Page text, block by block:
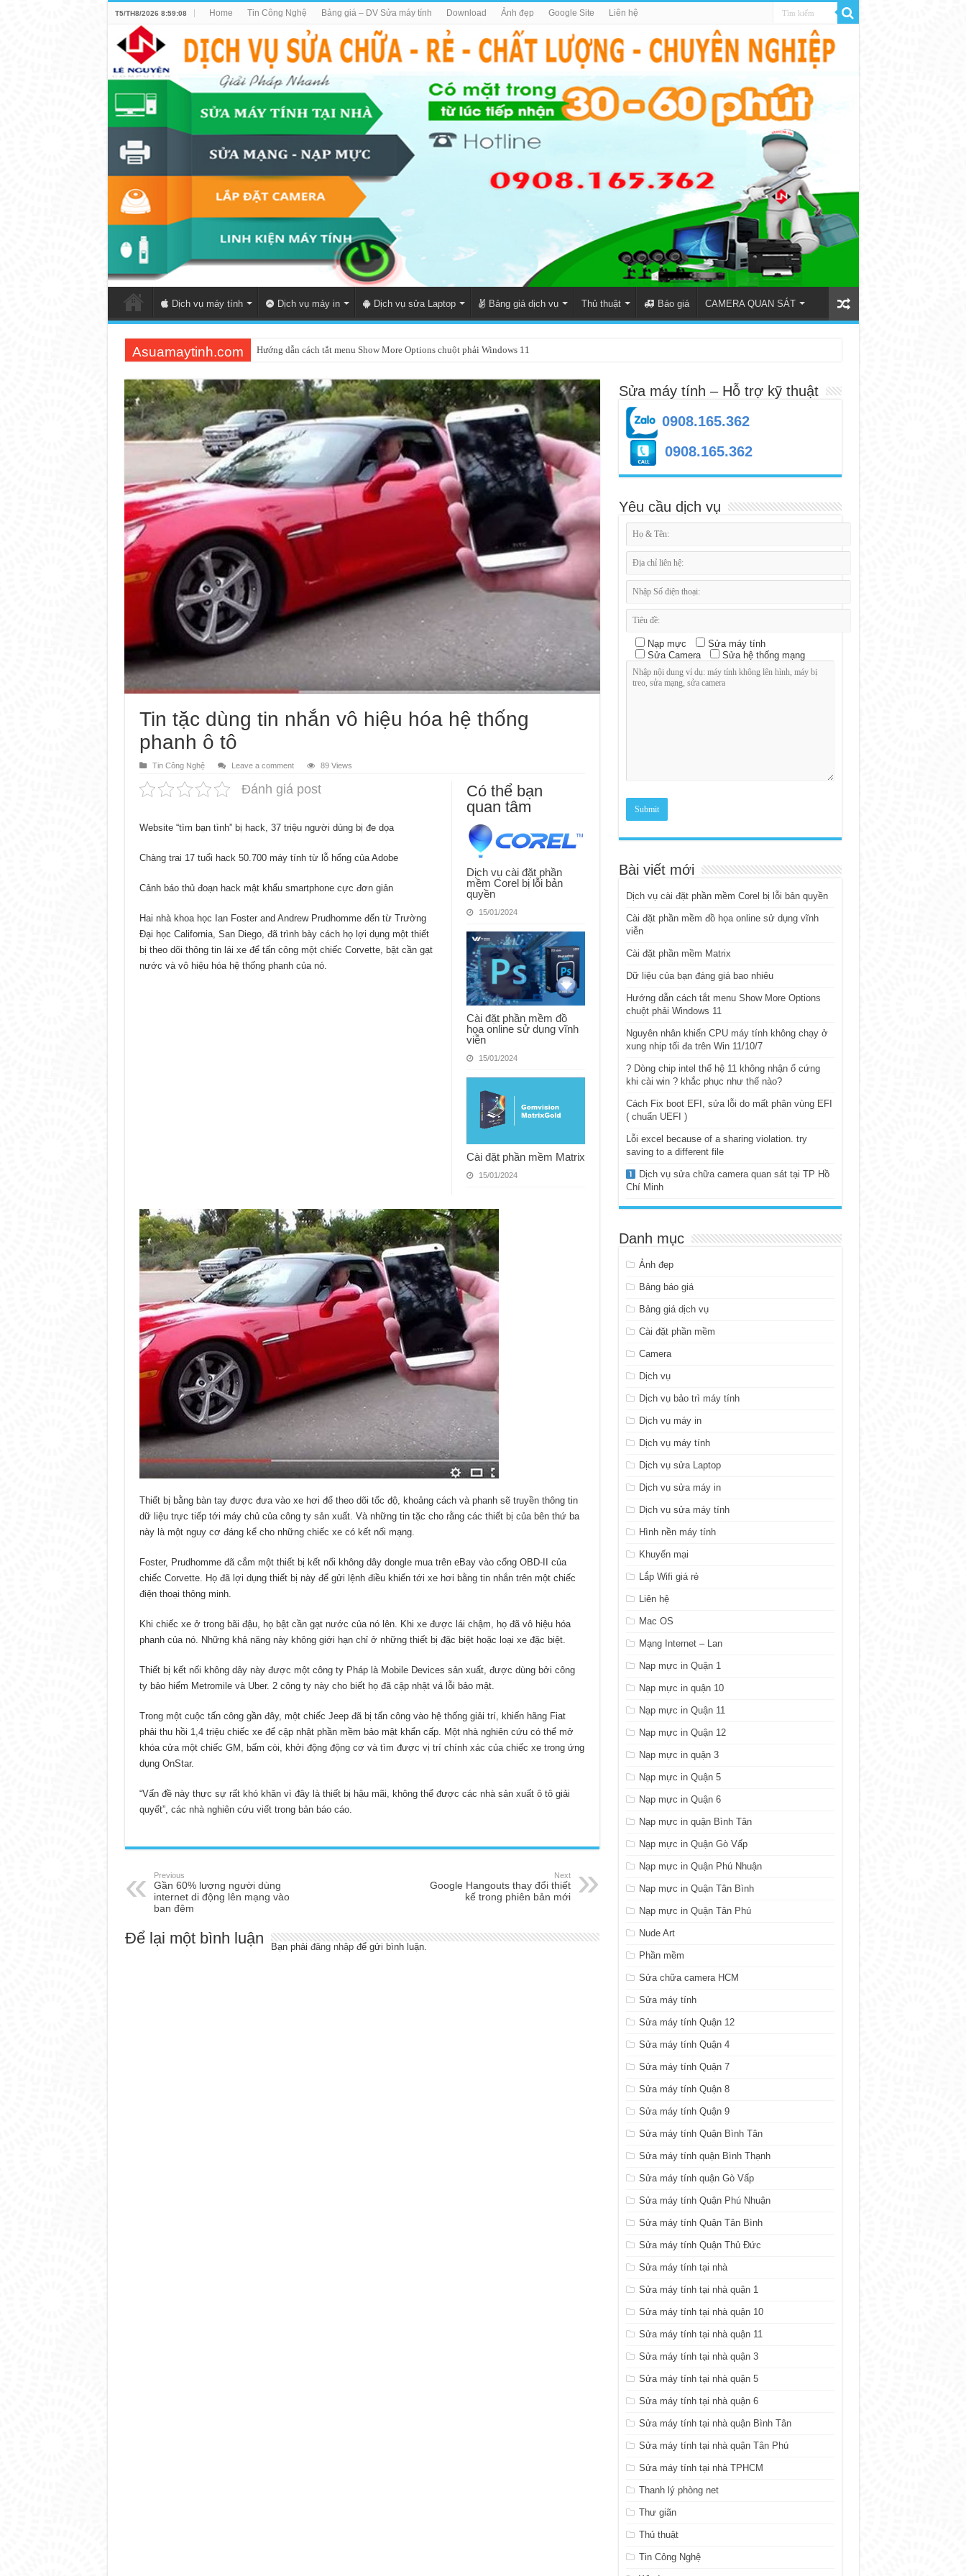
T5/TH8/2026 8:59:08 Home Tin Công Nghệ Bảng giá – DV Sửa máy tính Download Ảnh đẹp Google Site Liên hệ
Dịch vụ máy tính Dịch vụ máy in Dịch vụ sửa Laptop Bảng giá dịch vụ Thủ thuật Báo giá CAMERA QUAN SÁT
Asuamaytinh.com Hướng dẫn cách tắt menu Show More Options chuột phải Windows 11
Tin tặc dùng tin nhắn vô hiệu hóa hệ thống
phanh ô tô
Tin Công Nghệ Leave a comment 89 Views
Có thể bạn
quan tâm
Dịch vụ cài đặt phần
mềm Corel bị lỗi bản
quyền
15/01/2024
Cài đặt phần mềm đồ
họa online sử dụng vĩnh
viễn
15/01/2024
Cài đặt phần mềm Matrix
15/01/2024
Đánh giá post
Website “tìm bạn tình” bị hack, 37 triệu người dùng bị đe dọa
Chàng trai 17 tuổi hack 50.700 máy tính từ lỗ hổng của Adobe
Cảnh báo thủ đoạn hack mật khẩu smartphone cực đơn giản
Hai nhà khoa học Ian Foster and Andrew Prudhomme đến từ Trường
Đại học California, San Diego, đã trình bày cách họ lợi dụng một thiết
bị theo dõi thông tin lái xe để tấn công một chiếc Corvette, bật cần gạt
nước và vô hiệu hóa hệ thống phanh của nó.
Thiết bị bằng bàn tay được đưa vào xe hơi để theo dõi tốc độ, khoảng cách và phanh sẽ truyền thông tin
dữ liệu trực tiếp tới máy chủ của công ty sản xuất. Và những tin tặc cho rằng các thiết bị của bên thứ ba
này là một nguy cơ đáng kể cho những chiếc xe có kết nối mạng.
Foster, Prudhomme đã cắm một thiết bị kết nối không dây dongle mua trên eBay vào cổng OBD-II của
chiếc Corvette. Họ đã lợi dụng thiết bị này để gửi lệnh điều khiển tới xe hơi bằng tin nhắn trên một chiếc
điện thoại thông minh.
Khi chiếc xe ở trong bãi đậu, họ bật cần gạt nước của nó lên. Khi xe được lái chậm, họ đã vô hiệu hóa
phanh của nó. Những khả năng này không giới hạn chỉ ở những thiết bị đặc biệt hoặc loại xe đặc biệt.
Thiết bị kết nối không dây này được một công ty Pháp là Mobile Devices sản xuất, được dùng bởi công
ty bảo hiểm Metromile và Uber. 2 công ty này cho biết họ đã cập nhật vá lỗi bảo mật.
Trong một cuộc tấn công gần đây, một chiếc Jeep đã bị tấn công vào hệ thống giải trí, khiến hãng Fiat
phải thu hồi 1,4 triệu chiếc xe để cập nhật phần mềm bảo mật khẩn cấp. Một nhà nghiên cứu có thể mở
khóa cửa một chiếc GM, bấm còi, khởi động động cơ và tìm được vị trí chính xác của chiếc xe trong ứng
dụng OnStar.
“Vấn đề này thực sự rất khó khăn vì đây là thiết bị hậu mãi, không thể được các nhà sản xuất ô tô giải
quyết”, các nhà nghiên cứu viết trong bản báo cáo.
Previous
Gần 60% lượng người dùng
internet di động lên mạng vào
ban đêm
Next
Google Hangouts thay đổi thiết
kế trong phiên bản mới
Để lại một bình luận Bạn phải đăng nhậpđể gửi bình luận.
Sửa máy tính – Hỗ trợ kỹ thuật
0908.165.362
0908.165.362
Yêu cầu dịch vụ
Nạp mực
Sửa máy tính
Sửa Camera
Sửa hệ thống mạng
Bài viết mới
Dịch vụ cài đặt phần mềm Corel bị lỗi bản quyền
Cài đặt phần mềm đồ họa online sử dụng vĩnh
viễn
Cài đặt phần mềm Matrix
Dữ liệu của bạn đáng giá bao nhiêu
Hướng dẫn cách tắt menu Show More Options
chuột phải Windows 11
Nguyên nhân khiến CPU máy tính không chạy ở
xung nhịp tối đa trên Win 11/10/7
? Dòng chip intel thế hệ 11 không nhận ổ cứng
khi cài win ? khắc phục như thế nào?
Cách Fix boot EFI, sửa lỗi do mất phân vùng EFI
( chuẩn UEFI )
Lỗi excel because of a sharing violation. try
saving to a different file
Dịch vụ sửa chữa camera quan sát tại TP Hồ
Chí Minh
Danh mục
Ảnh đẹp
Bảng báo giá
Bảng giá dịch vụ
Cài đặt phần mềm
Camera
Dịch vụ
Dịch vụ bảo trì máy tính
Dịch vụ máy in
Dịch vụ máy tính
Dịch vụ sửa Laptop
Dịch vụ sửa máy in
Dịch vụ sửa máy tính
Hình nền máy tính
Khuyến mại
Lắp Wifi giá rẻ
Liên hệ
Mac OS
Mạng Internet – Lan
Nạp mực in Quận 1
Nạp mực in quận 10
Nạp mực in Quận 11
Nạp mực in Quận 12
Nạp mực in quận 3
Nạp mực in Quận 5
Nạp mực in Quận 6
Nạp mực in quận Bình Tân
Nạp mực in Quận Gò Vấp
Nạp mực in Quận Phú Nhuận
Nạp mực in Quận Tân Bình
Nạp mực in Quận Tân Phú
Nude Art
Phần mềm
Sửa chữa camera HCM
Sửa máy tính
Sửa máy tính Quận 12
Sửa máy tính Quận 4
Sửa máy tính Quận 7
Sửa máy tính Quận 8
Sửa máy tính Quận 9
Sửa máy tính Quận Bình Tân
Sửa máy tính quận Bình Thạnh
Sửa máy tính quận Gò Vấp
Sửa máy tính Quận Phú Nhuận
Sửa máy tính Quận Tân Bình
Sửa máy tính Quận Thủ Đức
Sửa máy tính tại nhà
Sửa máy tính tại nhà quận 1
Sửa máy tính tại nhà quận 10
Sửa máy tính tại nhà quận 11
Sửa máy tính tại nhà quận 3
Sửa máy tính tại nhà quận 5
Sửa máy tính tại nhà quận 6
Sửa máy tính tại nhà quận Bình Tân
Sửa máy tính tại nhà quận Tân Phú
Sửa máy tính tại nhà TPHCM
Thanh lý phòng net
Thư giãn
Thủ thuật
Tin Công Nghệ